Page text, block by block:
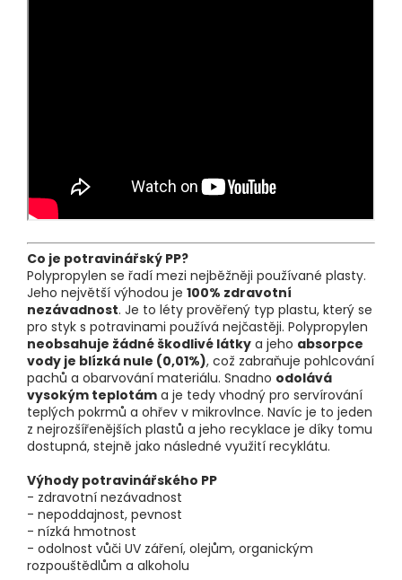
Co je potravinářský PP?
Polypropylen se řadí mezi nejběžněji používané plasty.
Jeho největší výhodou je 100% zdravotní
nezávadnost. Je to léty prověřený typ plastu, který se
pro styk s potravinami používá nejčastěji. Polypropylen
neobsahuje žádné škodlivé látky a jeho absorpce
vody je blízká nule (0,01%), což zabraňuje pohlcování
pachů a obarvování materiálu. Snadno odolává
vysokým teplotám a je tedy vhodný pro servírování
teplých pokrmů a ohřev v mikrovlnce. Navíc je to jeden
z nejrozšířenějších plastů a jeho recyklace je díky tomu
dostupná, stejně jako následné využití recyklátu.
Výhody potravinářského PP
- zdravotní nezávadnost
- nepoddajnost, pevnost
- nízká hmotnost
- odolnost vůči UV záření, olejům, organickým
rozpouštědlům a alkoholu